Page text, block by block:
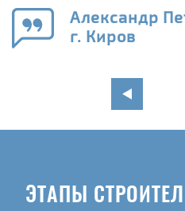
Александр
г. Киров
ЭТАПЫ